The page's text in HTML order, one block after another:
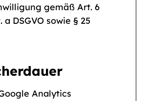
gemäß Art. 6
a DSGVO sowie § 25
Analytics